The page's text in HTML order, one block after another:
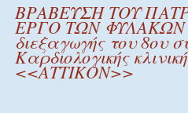
ΒΡΑΒΕΥΣΗ ΤΟΥ
ΕΡΓΟ ΤΩΝ ΦΥΛΑΚΩΝ
διεξαγωγής του 8ου
Καρδιολογικής
<<ΑΤΤΙΚΟΝ>>